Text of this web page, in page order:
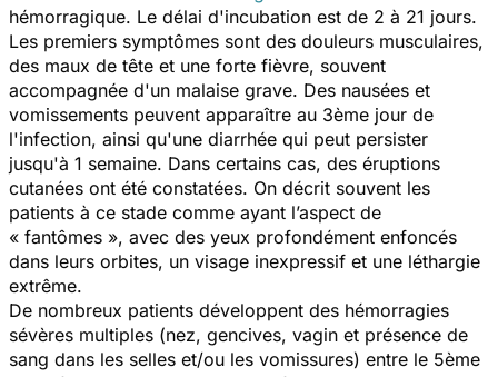
hémorragique. Le délai d'incubation est de 2 à 21 jours.
Les premiers symptômes sont des douleurs musculaires,
des maux de tête et une forte fièvre, souvent
accompagnée d'un malaise grave. Des nausées et
vomissements peuvent apparaître au 3ème jour de
l'infection, ainsi qu'une diarrhée qui peut persister
jusqu'à 1 semaine. Dans certains cas, des éruptions
cutanées ont été constatées. On décrit souvent les
patients à ce stade comme ayant l’aspect de
« fantômes », avec des yeux profondément enfoncés
dans leurs orbites, un visage inexpressif et une léthargie
extrême.
De nombreux patients développent des hémorragies
sévères multiples (nez, gencives, vagin et présence de
sang dans les selles et/ou les vomissures) entre le 5ème